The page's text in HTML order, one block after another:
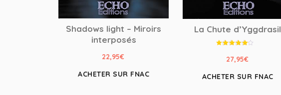
Shadows light – Miroirs
interposés
22,95€
ACHETER SUR FNAC
La Chute d’Yggdrasil
4.50
sur 5
27,95€
ACHETER SUR FNAC